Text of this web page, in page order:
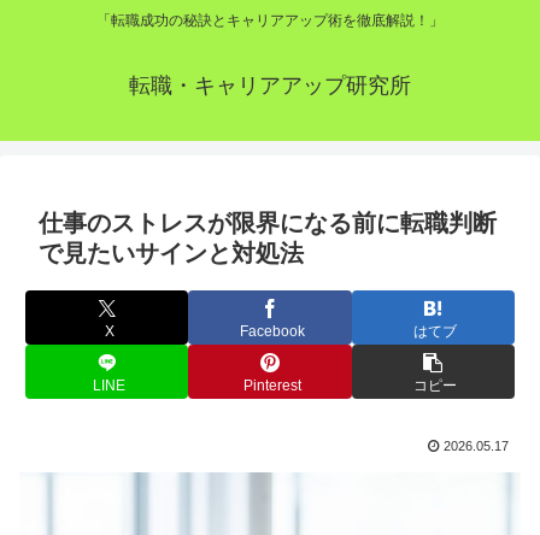
「転職成功の秘訣とキャリアアップ術を徹底解説！」
転職・キャリアアップ研究所
仕事のストレスが限界になる前に転職判断
で見たいサインと対処法
X Facebook はてブ
LINE Pinterest コピー
2026.05.17